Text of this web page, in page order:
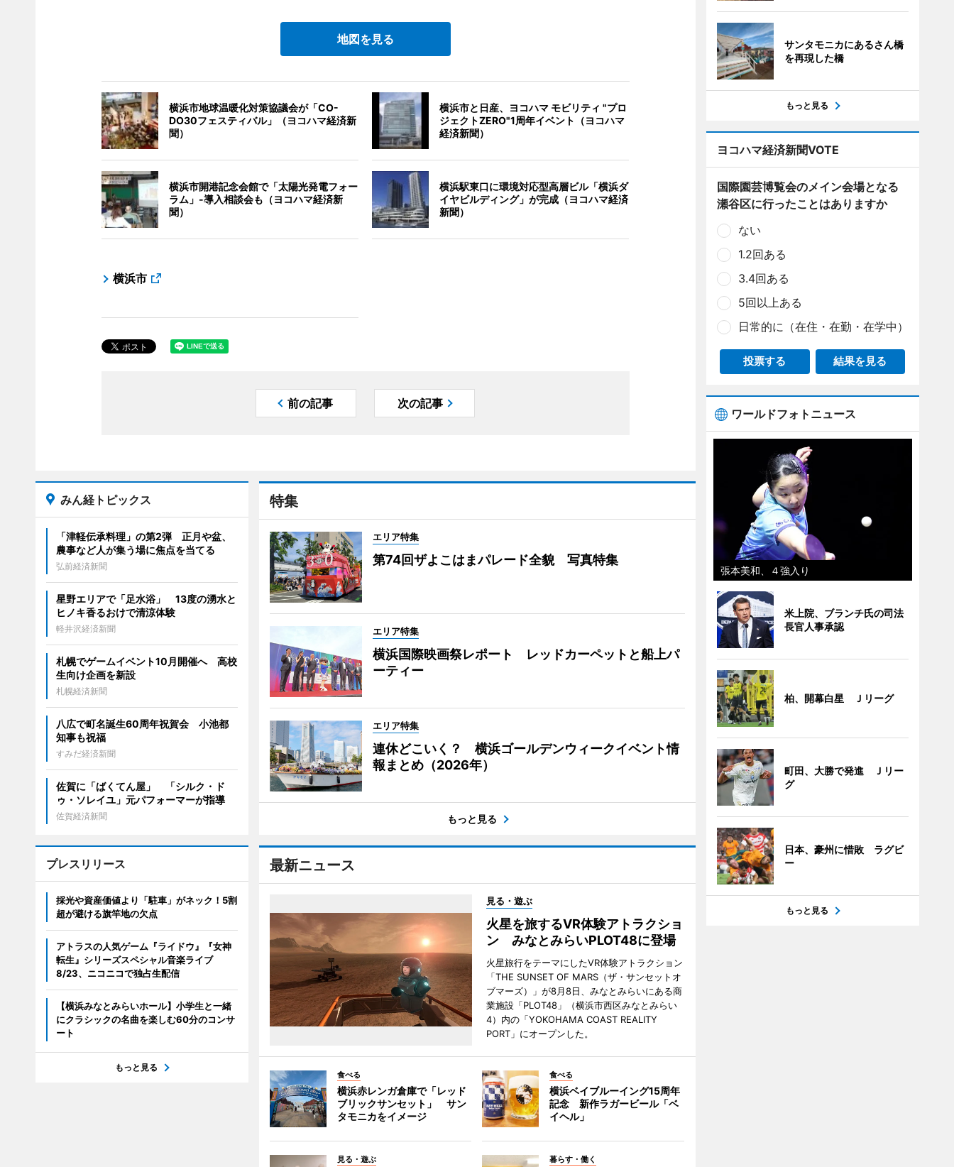
地図を見る
横浜市地球温暖化対策協議会が「CO-
DO30フェスティバル」（ヨコハマ経済新
聞）
横浜市と日産、ヨコハマ モビリティ "プロ
ジェクトZERO"1周年イベント（ヨコハマ
経済新聞）
横浜市開港記念会館で「太陽光発電フォー
ラム」-導入相談会も（ヨコハマ経済新
聞）
横浜駅東口に環境対応型高層ビル「横浜ダ
イヤビルディング」が完成（ヨコハマ経済
新聞）
横浜市
前の記事 次の記事
特集
エリア特集
第74回ザよこはまパレード全貌 写真特集
エリア特集
横浜国際映画祭レポート レッドカーペットと船上パ
ーティー
エリア特集
連休どこいく？ 横浜ゴールデンウィークイベント情
報まとめ（2026年）
もっと見る
最新ニュース
見る・遊ぶ
火星を旅するVR体験アトラクショ
ン みなとみらいPLOT48に登場
火星旅行をテーマにしたVR体験アトラクション
「THE SUNSET OF MARS（ザ・サンセットオ
ブマーズ）」が8月8日、みなとみらいにある商
業施設「PLOT48」（横浜市西区みなとみらい
4）内の「YOKOHAMA COAST REALITY
PORT」にオープンした。
食べる
横浜赤レンガ倉庫で「レッド
ブリックサンセット」 サン
タモニカをイメージ
食べる
横浜ベイブルーイング15周年
記念 新作ラガービール「ベ
イヘル」
見る・遊ぶ 暮らす・働く
みん経トピックス
「津軽伝承料理」の第2弾 正月や盆、
農事など人が集う場に焦点を当てる
弘前経済新聞
星野エリアで「足水浴」 13度の湧水と
ヒノキ香るおけで清涼体験
軽井沢経済新聞
札幌でゲームイベント10月開催へ 高校
生向け企画を新設
札幌経済新聞
八広で町名誕生60周年祝賀会 小池都
知事も祝福
すみだ経済新聞
佐賀に「ばくてん屋」 「シルク・ド
ゥ・ソレイユ」元パフォーマーが指導
佐賀経済新聞
プレスリリース
採光や資産価値より「駐車」がネック！5割
超が避ける旗竿地の欠点
アトラスの人気ゲーム『ライドウ』『女神
転生』シリーズスペシャル音楽ライブ
8/23、ニコニコで独占生配信
【横浜みなとみらいホール】小学生と一緒
にクラシックの名曲を楽しむ60分のコンサ
ート
もっと見る
サンタモニカにあるさん橋
を再現した橋
もっと見る
ヨコハマ経済新聞VOTE
国際園芸博覧会のメイン会場となる
瀬谷区に行ったことはありますか
ない
1.2回ある
3.4回ある
5回以上ある
日常的に（在住・在勤・在学中）
投票する 結果を見る
ワールドフォトニュース
張本美和、４強入り
米上院、ブランチ氏の司法
長官人事承認
柏、開幕白星 Ｊリーグ
町田、大勝で発進 Ｊリー
グ
日本、豪州に惜敗 ラグビ
ー
もっと見る